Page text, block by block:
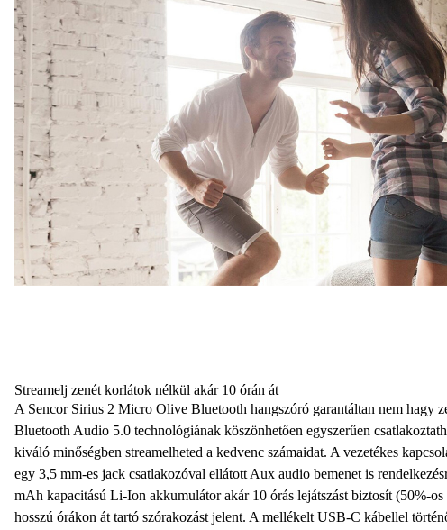
Streamelj zenét korlátok nélkül akár 10 órán át
A Sencor Sirius 2 Micro Olive Bluetooth hangszóró garantáltan nem hagy
Bluetooth Audio 5.0 technológiának köszönhetően egyszerűen
kiváló minőségben streamelheted a kedvenc számaidat. A vezetékes
egy 3,5 mm-es jack csatlakozóval ellátott Aux audio bemenet is
mAh kapacitású Li-Ion akkumulátor akár 10 órás lejátszást biztosít (50%-os
hosszú órákon át tartó szórakozást jelent. A mellékelt USB-C kábellel